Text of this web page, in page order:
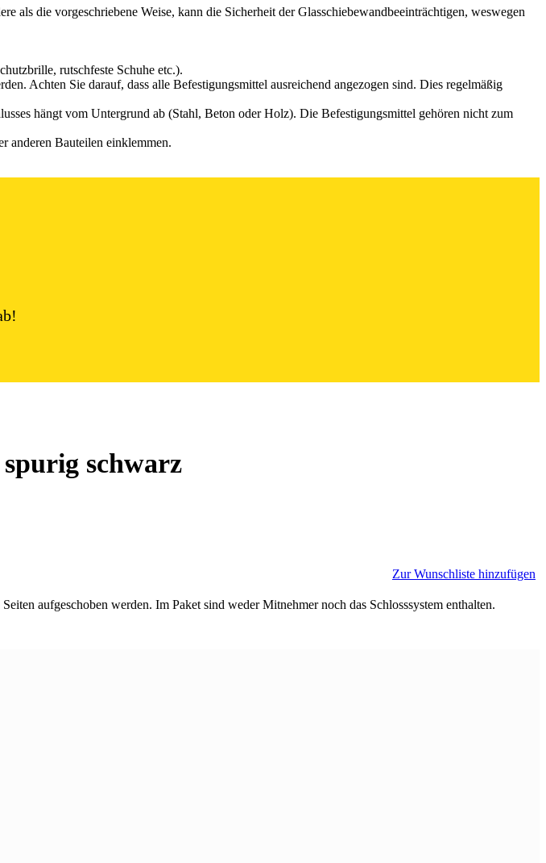
als die vorgeschriebene Weise, kann die Sicherheit der Glasschiebewandbeeinträchtigen, weswegen
rutschfeste Schuhe etc.).
Achten Sie darauf, dass alle Befestigungsmittel ausreichend angezogen sind. Dies regelmäßig
hängt vom Untergrund ab (Stahl, Beton oder Holz). Die Befestigungsmittel gehören nicht zum
anderen Bauteilen einklemmen.
spurig schwarz
Zur Wunschliste hinzufügen
aufgeschoben werden. Im Paket sind weder Mitnehmer noch das Schlosssystem enthalten.